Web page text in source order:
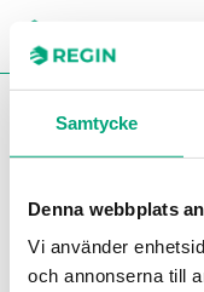
Samtycke
Denna webbplats
Vi använder
och annonserna till
You are here:
Regin Produkter
Filter
Våra